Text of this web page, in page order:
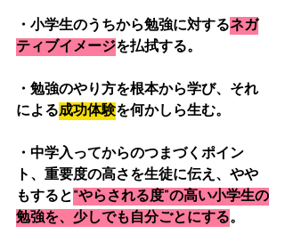
・小学生のうちから勉強に対するネガ
ティブイメージを払拭する。
・勉強のやり方を根本から学び、それ
による成功体験を何かしら生む。
・中学入ってからのつまづくポイン
ト、重要度の高さを生徒に伝え、やや
もすると“やらされる度”の高い小学生の
勉強を、少しでも自分ごとにする。